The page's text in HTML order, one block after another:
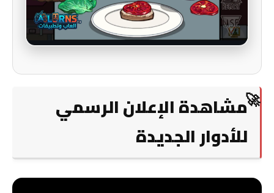
مشاهدة الإعلان الرسمي
للأدوار الجديدة